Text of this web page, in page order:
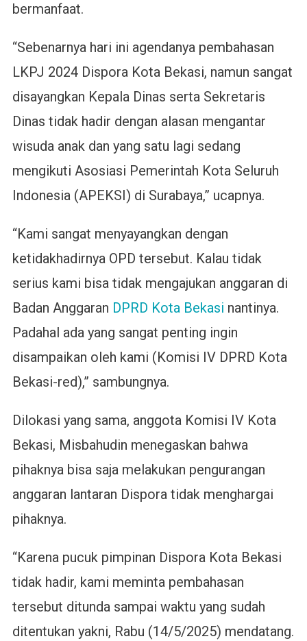
bermanfaat.
“Sebenarnya hari ini agendanya pembahasan
LKPJ 2024 Dispora Kota Bekasi, namun sangat
disayangkan Kepala Dinas serta Sekretaris
Dinas tidak hadir dengan alasan mengantar
wisuda anak dan yang satu lagi sedang
mengikuti Asosiasi Pemerintah Kota Seluruh
Indonesia (APEKSI) di Surabaya,” ucapnya.
“Kami sangat menyayangkan dengan
ketidakhadirnya OPD tersebut. Kalau tidak
serius kami bisa tidak mengajukan anggaran di
Badan Anggaran DPRD Kota Bekasi nantinya.
Padahal ada yang sangat penting ingin
disampaikan oleh kami (Komisi IV DPRD Kota
Bekasi-red),” sambungnya.
Dilokasi yang sama, anggota Komisi IV Kota
Bekasi, Misbahudin menegaskan bahwa
pihaknya bisa saja melakukan pengurangan
anggaran lantaran Dispora tidak menghargai
pihaknya.
“Karena pucuk pimpinan Dispora Kota Bekasi
tidak hadir, kami meminta pembahasan
tersebut ditunda sampai waktu yang sudah
ditentukan yakni, Rabu (14/5/2025) mendatang.